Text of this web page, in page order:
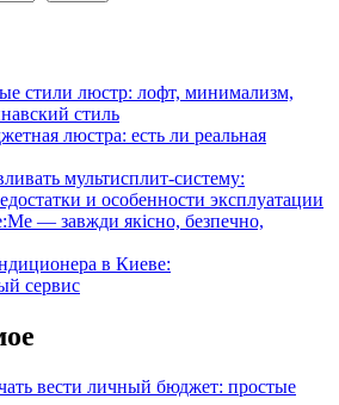
стили люстр: лофт, минимализм,
стиль
люстра: есть ли реальная
мультисплит-систему:
и особенности эксплуатации
— завжди якісно, безпечно,
в Киеве:
сервис
вести личный бюджет: простые